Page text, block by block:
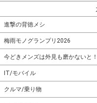
進撃の背徳メシ
梅雨モノグランプリ2026
今どきメンズは外見も磨かないと！
IT/モバイル
クルマ/乗り物